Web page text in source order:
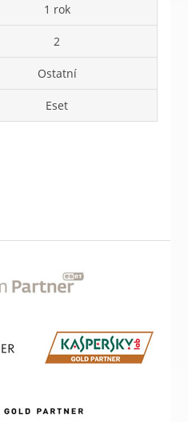
1 rok
2
Ostatní
Eset